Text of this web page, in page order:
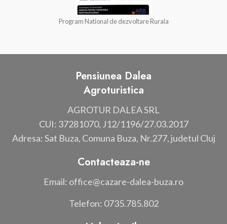
Program National de dezvoltare Rurala
Pensiunea Dalea
Agroturistica
AGROTUR DALEA SRL
CUI: 37281070, J12/1196/27.03.2017
Adresa: Sat Buza, Comuna Buza, Nr.277, judetul Cluj
Contacteaza-ne
Email: office@cazare-dalea-buza.ro
Telefon: 0735.785.802